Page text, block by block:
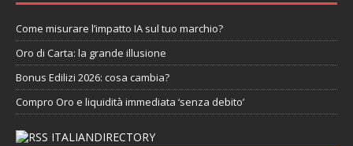
Come misurare l’impatto IA sul tuo marchio?
Oro di Carta: la grande illusione
Bonus Edilizi 2026: cosa cambia?
Compro Oro e liquidità immediata ‘senza debito’
ITALIANDIRECTORY